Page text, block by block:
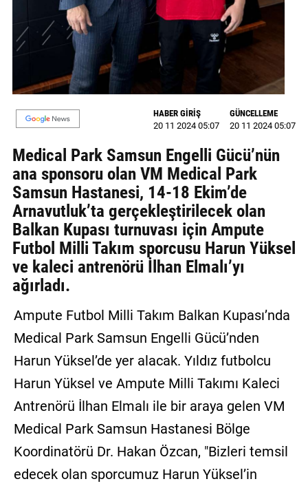
Gizlilik
Sözleşmesi
Kullanıcı
Sözleşmesi
HABER GİRİŞ
20 11 2024 05:07
GÜNCELLEME
20 11 2024 05:07
Medical Park Samsun Engelli Gücü’nün
ana sponsoru olan VM Medical Park
Samsun Hastanesi, 14-18 Ekim’de
Arnavutluk’ta gerçekleştirilecek olan
Balkan Kupası turnuvası için Ampute
Futbol Milli Takım sporcusu Harun Yüksel
ve kaleci antrenörü İlhan Elmalı’yı
ağırladı.
Ampute Futbol Milli Takım Balkan Kupası’nda
Medical Park Samsun Engelli Gücü’nden
Harun Yüksel’de yer alacak. Yıldız futbolcu
Harun Yüksel ve Ampute Milli Takımı Kaleci
Antrenörü İlhan Elmalı ile bir araya gelen VM
Medical Park Samsun Hastanesi Bölge
Koordinatörü Dr. Hakan Özcan, "Bizleri temsil
edecek olan sporcumuz Harun Yüksel’in